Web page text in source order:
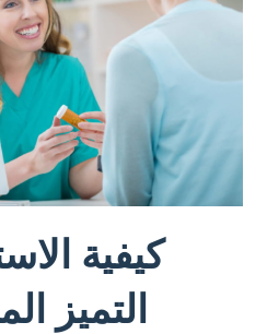
كيفية
التميز